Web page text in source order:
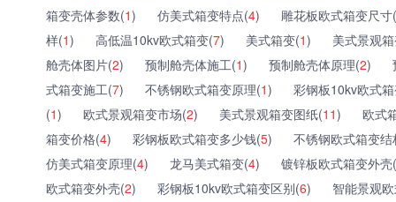
箱变壳体参数(1) 仿美式箱变特点(4)
雕花板欧式箱变尺寸(
样(1) 高低温10kv欧式箱变(7) 美式箱变(1)
美式景观
舱壳体图片(2) 预制舱壳体施工(1) 预制舱壳体原理(2)
式箱变施工(7) 不锈钢欧式箱变原理(1)
彩钢板10kv欧式
(1) 欧式景观箱变市场(2) 美式景观箱变图纸(11)
欧式
箱变价格(4) 彩钢板欧式箱变多少钱(5)
不锈钢欧式箱变结
仿美式箱变原理(4) 龙马美式箱变(4)
镀锌板欧式箱变外壳(
欧式箱变外壳(2) 彩钢板10kv欧式箱变区别(6)
智能景观